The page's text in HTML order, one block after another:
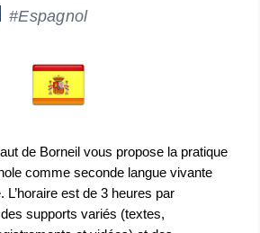
#Espagnol
de Borneil vous propose la pratique
comme seconde langue vivante
L’horaire est de 3 heures par
supports variés (textes,